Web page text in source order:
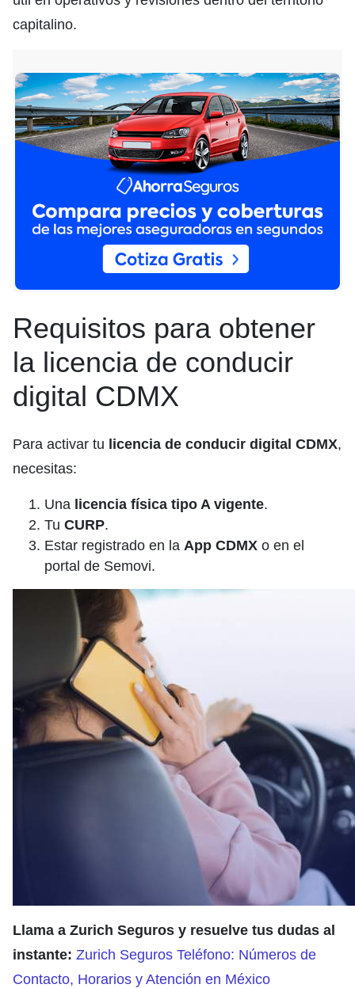
capitalino.
Requisitos para obtener
la licencia de conducir
digital CDMX
Para activar tu licencia de conducir digital CDMX,
necesitas:
Una licencia física tipo A vigente.
Tu CURP.
Estar registrado en la App CDMX o en el
portal de Semovi.
Llama a Zurich Seguros y resuelve tus dudas al
instante: Zurich Seguros Teléfono: Números de
Contacto, Horarios y Atención en México